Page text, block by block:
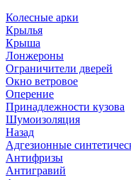
Колесные арки
Крылья
Крыша
Лонжероны
Ограничители дверей
Окно ветровое
Оперение
Принадлежности кузова
Шумоизоляция
Назад
Адгезионные
Антифризы
Антигравий